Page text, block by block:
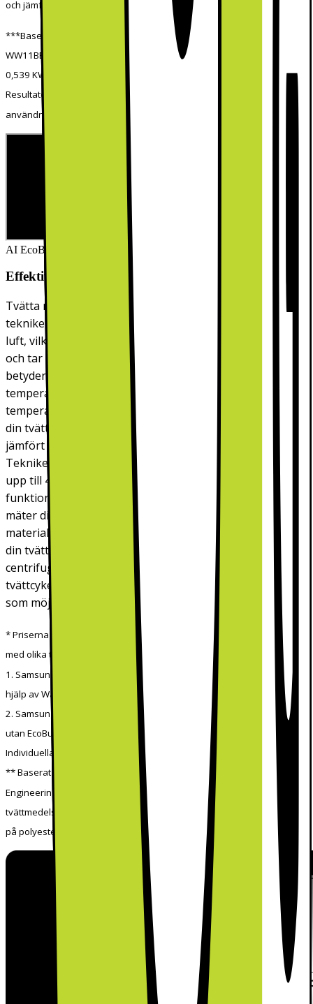
och jämfört med fabriksinställningarna.
***Baserat på oberoende test av Intertek på modellen
WW11BB944AGB. Resultat: Strömförbrukning utan AI Energy Mode =
0,539 KWh. Strömförbrukning med AI Energy Mode = 0,145 KWh.
Resultaten kan variera beroende på faktiska
användningsförhållanden
AI EcoBubble™
Effektiv tvätt, effektiva bubblor och AI-teknik
Tvätta mer effektivt och skonsamt med EcoBubble-
tekniken. Tekniken blandar tvättmedlet med vatten och
luft, vilket skapar ett lödder som penetrerar textilfibrerna
och tar bort upp till 24 %* mer smuts och fläckar. Det
betyder att du kan tvätta lika effektivt vid så låga
temperaturer som ner till 15 °C som vid högre
temperaturer.Tack vare EcoBubble kan du alltså minska
din tvättmaskins energiförbrukning med upp till 70 %*
jämfört med en Samsung-modell utan EcoBubble-teknik.
Tekniken skyddar även färgen och texturen på plaggen
upp till 45 % bättre.** AI EcoBubble är en intelligent
funktion som, förutom sina energibesparande fördelar,
mäter din tvätt och känner igen tvättvolymen, plaggets
material och dess grad av nedsmutsning. Den anpassar
din tvätts mängd lödder, tvätttid, temperatur,
centrifugeringshastighet och antal sköljningar så att
tvättcykeln blir så effektiv och skonsam mot dina kläder
som möjligt.
* Priserna är baserade på ett jämförelsetest mellan två tvättmaskiner
med olika tvättprogram:
1. Samsung Tvättmaskin WF80F5E5U4W med 4 kg belastning med
hjälp av Wash Load, Super Eco Wash kallprogram med EcoBubble vs.
2. Samsung tvättmaskin WF0702WKU med programmet Cotton 40 °C
utan EcoBubble.
Individuella resultat kan variera. Testad enligt IEC 60456-2010.
** Baserat på Performance Lab-testrapporten från Springboard
Engineering på EMPA-remsor, som jämför en normal
tvättmedelslösning och bubbelteknologi utan mekanisk verkan, testad
på polyestertyg. Individuella resultat kan variera.